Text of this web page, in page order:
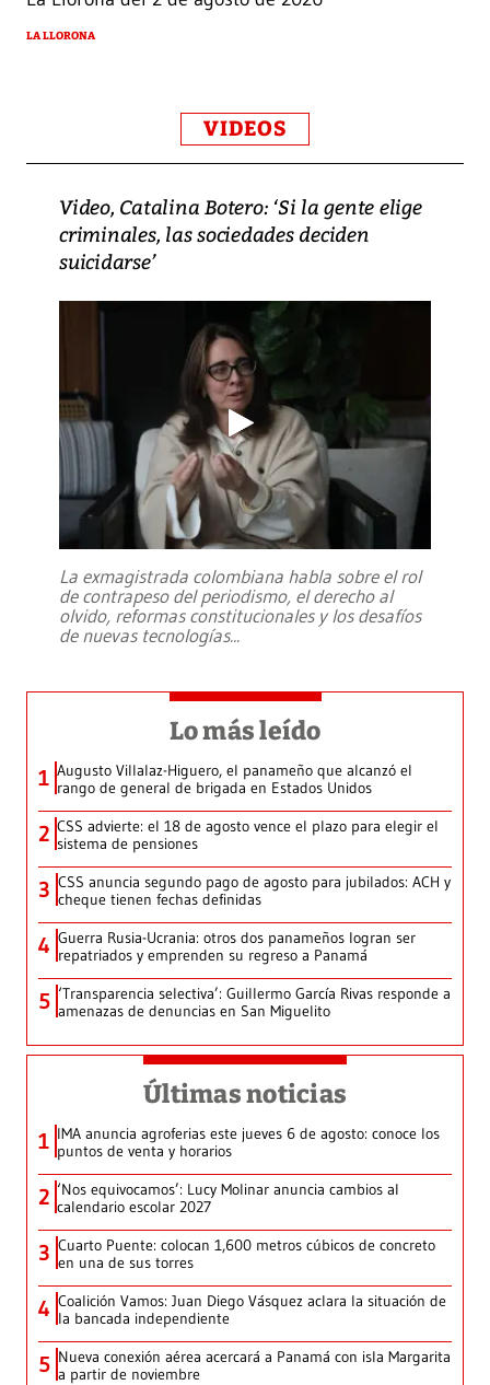
LA LLORONA
VIDEOS
Video, Catalina Botero: ‘Si la gente elige
criminales, las sociedades deciden
suicidarse’
La exmagistrada colombiana habla sobre el rol
de contrapeso del periodismo, el derecho al
olvido, reformas constitucionales y los desafíos
de nuevas tecnologías...
Lo más leído
1 Augusto Villalaz-Higuero, el panameño que alcanzó el
rango de general de brigada en Estados Unidos
2 CSS advierte: el 18 de agosto vence el plazo para elegir el
sistema de pensiones
3 CSS anuncia segundo pago de agosto para jubilados: ACH y
cheque tienen fechas definidas
4 Guerra Rusia-Ucrania: otros dos panameños logran ser
repatriados y emprenden su regreso a Panamá
5 ‘Transparencia selectiva’: Guillermo García Rivas responde a
amenazas de denuncias en San Miguelito
Últimas noticias
1 IMA anuncia agroferias este jueves 6 de agosto: conoce los
puntos de venta y horarios
2 ‘Nos equivocamos’: Lucy Molinar anuncia cambios al
calendario escolar 2027
3 Cuarto Puente: colocan 1,600 metros cúbicos de concreto
en una de sus torres
4 Coalición Vamos: Juan Diego Vásquez aclara la situación de
la bancada independiente
5 Nueva conexión aérea acercará a Panamá con isla Margarita
a partir de noviembre